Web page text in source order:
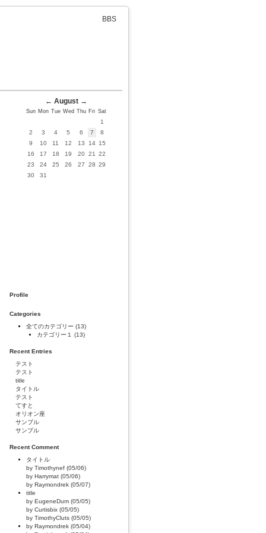
BBS
← August→
Sun Mon Tue Wed Thu Fri Sat
1
2
3 4 5 6 7
8
9
10 11 12 13 14 15
16
17 18 19 20 21
22
23
24 25 26 27 28 29
30
31
Profile
Categories
全てのカテゴリー (13)
カテゴリー１ (13)
Recent Entries
テスト
テスト
title
タイトル
テスト
てすと
オリオン座
サンプル
サンプル
Recent Comment
タイトル
by Timothynef (05/06)
by Harrymat (05/06)
by Raymondrek (05/07)
title
by EugeneDum (05/05)
by Curtisbix (05/05)
by TimothyCluts (05/05)
by Raymondrek (05/04)